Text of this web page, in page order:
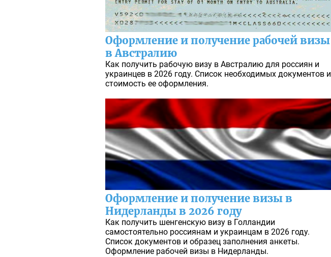
Оформление и получение рабочей визы
в Австралию
Как получить рабочую визу в Австралию для россиян и
украинцев в 2026 году. Список необходимых документов и
стоимость ее оформления.
Оформление и получение визы в
Нидерланды в 2026 году
Как получить шенгенскую визу в Голландии
самостоятельно россиянам и украинцам в 2026 году.
Список документов и образец заполнения анкеты.
Оформление рабочей визы в Нидерланды.